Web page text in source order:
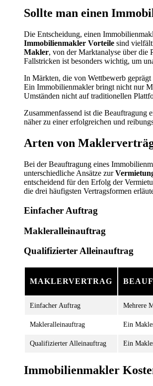
Sollte man einen
Die Entscheidung, einen
Immobilienmakler Vorteile sind
Makler, von der Marktanalyse über die
Fallstricken ist besonders wichtig, um
In Märkten, die von Wettbewerb
Ein Immobilienmakler bringt nicht nur
Umständen nicht auf traditionellen
Zusammenfassend ist die Beauftragung
näher zu einer erfolgreichen und
Arten von
Bei der Beauftragung eines
unterschiedliche Ansätze zur
entscheidend für den Erfolg der
die drei häufigsten Vertragsformen
Einfacher Auftrag
Makleralleinauftrag
Qualifizierter Alleinauftrag
MAKLERVERTRAG
Einfacher Auftrag Mehrere
Makleralleinauftrag Ein
Qualifizierter Alleinauftrag Ein
Immobilienmakler